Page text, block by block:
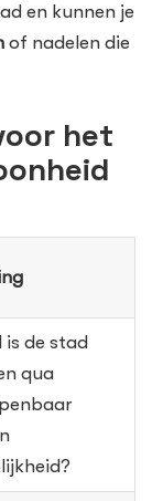
en kunnen je
of nadelen die
het
is de stad
qua